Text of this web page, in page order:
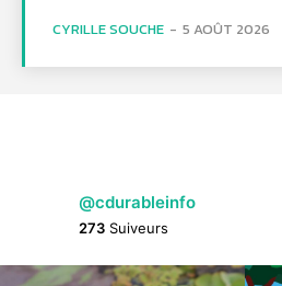
CYRILLE SOUCHE - 5 AOÛT 2026
@cdurableinfo
273 Suiveurs